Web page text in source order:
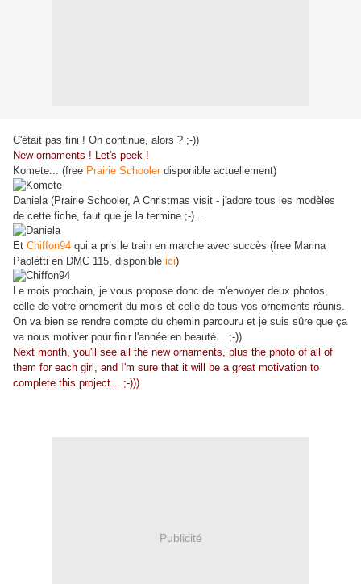
C'était pas fini ! On continue, alors ? ;-))
New ornaments ! Let's peek !
Komete... (free Prairie Schoolerdisponible actuellement)
Daniela (Prairie Schooler, A Christmas visit - j'adore tous les modèles
de cette fiche, faut que je la termine ;-)...
Et Chiffon94 qui a pris le train en marche avec succès (free Marina
Paoletti en DMC 115, disponible ici)
Le mois prochain, je vous propose donc de m'envoyer deux photos,
celle de votre ornement du mois et celle de tous vos ornements réunis.
On va bien se rendre compte du chemin parcouru et je suis sûre que ça
va nous motiver pour finir l'année en beauté... ;-))
Next month, you'll see all the new ornaments, plus the photo of all of
them for each girl, and I'm sure that it will be a great motivation to
complete this project... ;-)))
Publicité